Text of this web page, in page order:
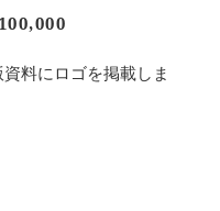
料にロゴを掲載しま